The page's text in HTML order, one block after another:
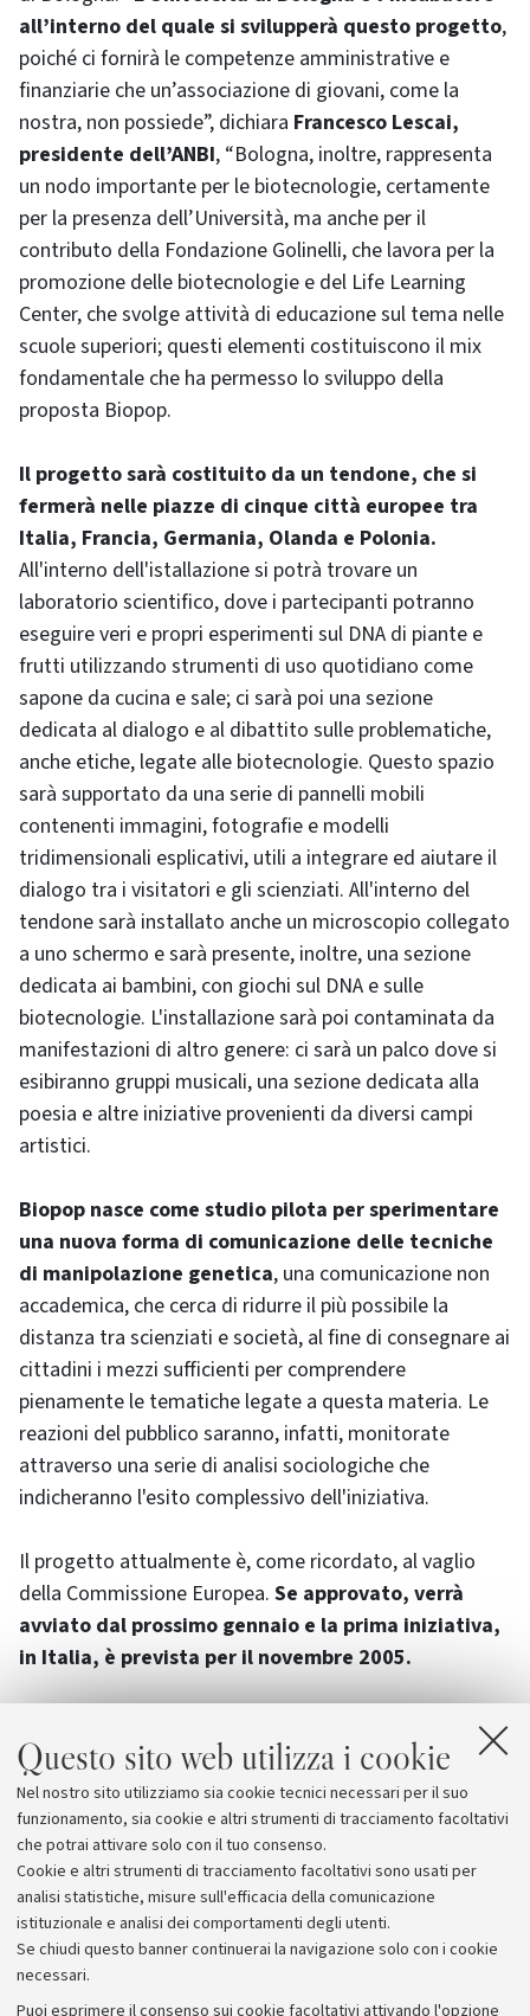
Questo sito web utilizza i cookie
Nel nostro sito utilizziamo sia cookie tecnici necessari per il suo
funzionamento, sia cookie e altri strumenti di tracciamento facoltativi
che potrai attivare solo con il tuo consenso.
Cookie e altri strumenti di tracciamento facoltativi sono usati per
analisi statistiche, misure sull'efficacia della comunicazione
istituzionale e analisi dei comportamenti degli utenti.
Se chiudi questo banner continuerai la navigazione solo con i cookie
necessari.
Puoi esprimere il consenso sui cookie facoltativi attivando l'opzione
all’interno del quale si svilupperà questo progetto,
poiché ci fornirà le competenze amministrative e
finanziarie che un’associazione di giovani, come la
nostra, non possiede”, dichiara Francesco Lescai,
presidente dell’ANBI, “Bologna, inoltre, rappresenta
un nodo importante per le biotecnologie, certamente
per la presenza dell’Università, ma anche per il
contributo della Fondazione Golinelli, che lavora per la
promozione delle biotecnologie e del Life Learning
Center, che svolge attività di educazione sul tema nelle
scuole superiori; questi elementi costituiscono il mix
fondamentale che ha permesso lo sviluppo della
proposta Biopop.
Il progetto sarà costituito da un tendone, che si
fermerà nelle piazze di cinque città europee tra
Italia, Francia, Germania, Olanda e Polonia.
All'interno dell'istallazione si potrà trovare un
laboratorio scientifico, dove i partecipanti potranno
eseguire veri e propri esperimenti sul DNA di piante e
frutti utilizzando strumenti di uso quotidiano come
sapone da cucina e sale; ci sarà poi una sezione
dedicata al dialogo e al dibattito sulle problematiche,
anche etiche, legate alle biotecnologie. Questo spazio
sarà supportato da una serie di pannelli mobili
contenenti immagini, fotografie e modelli
tridimensionali esplicativi, utili a integrare ed aiutare il
dialogo tra i visitatori e gli scienziati. All'interno del
tendone sarà installato anche un microscopio collegato
a uno schermo e sarà presente, inoltre, una sezione
dedicata ai bambini, con giochi sul DNA e sulle
biotecnologie. L'installazione sarà poi contaminata da
manifestazioni di altro genere: ci sarà un palco dove si
esibiranno gruppi musicali, una sezione dedicata alla
poesia e altre iniziative provenienti da diversi campi
artistici.
Biopop nasce come studio pilota per sperimentare
una nuova forma di comunicazione delle tecniche
di manipolazione genetica, una comunicazione non
accademica, che cerca di ridurre il più possibile la
distanza tra scienziati e società, al fine di consegnare ai
cittadini i mezzi sufficienti per comprendere
pienamente le tematiche legate a questa materia. Le
reazioni del pubblico saranno, infatti, monitorate
attraverso una serie di analisi sociologiche che
indicheranno l'esito complessivo dell'iniziativa.
Il progetto attualmente è, come ricordato, al vaglio
della Commissione Europea. Se approvato, verrà
avviato dal prossimo gennaio e la prima iniziativa,
in Italia, è prevista per il novembre 2005.
Allegati
www.yebn.org
Archivio